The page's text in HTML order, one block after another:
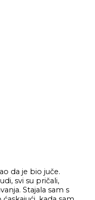
da je bio juče.
svi su pričali,
Stajala sam s